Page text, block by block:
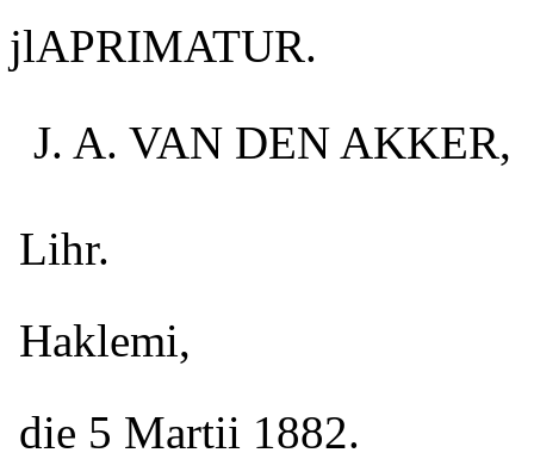
jlAPRIMATUR.
J. A. VAN DEN AKKER,
Lihr.
Haklemi,
die 5 Martii 1882.